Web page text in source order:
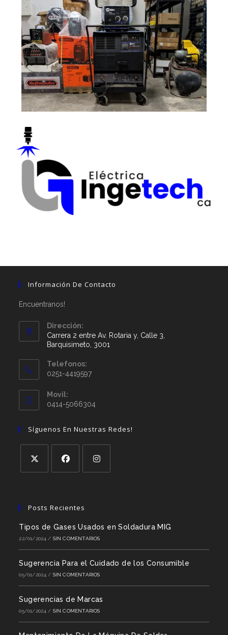
Información De Contacto
Encuentranos!
Dirección:
Carrera 2 entre Av. Rotaria y, Calle 3,
Barquisimeto, 3001
Telefonos:
0251-4419597
Movil:
0414-5066304
Síguenos En Nuestras Redes!
Posts Recientes
Tipos de Gases Usados en Soldadura MIG
22/01/2024 / SIN COMENTARIOS
Sugerencia Para el Cuidado de los Consumible
05/01/2024 / SIN COMENTARIOS
Sugerencias de Marcas
05/01/2024 / SIN COMENTARIOS